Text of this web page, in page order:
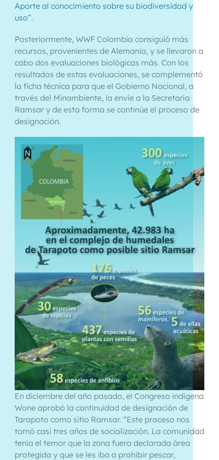
Aporte al conocimiento sobre su biodiversidad y
uso”.
Posteriormente, WWF Colombia consiguió más
recursos, provenientes de Alemania, y se llevaron a
cabo dos evaluaciones biológicas más. Con los
resultados de estas evaluaciones, se complementó
la ficha técnica para que el Gobierno Nacional, a
través del Minambiente, la envíe a la Secretaría
Ramsar y de esta forma se continúe el proceso de
designación.
En diciembre del año pasado, el Congreso indígena
Wone aprobó la continuidad de designación de
Tarapoto como sitio Ramsar. “Este proceso nos
tomó casi tres años de socialización. La comunidad
tenía el temor que la zona fuera declarada área
protegida y que se les iba a prohibir pescar,